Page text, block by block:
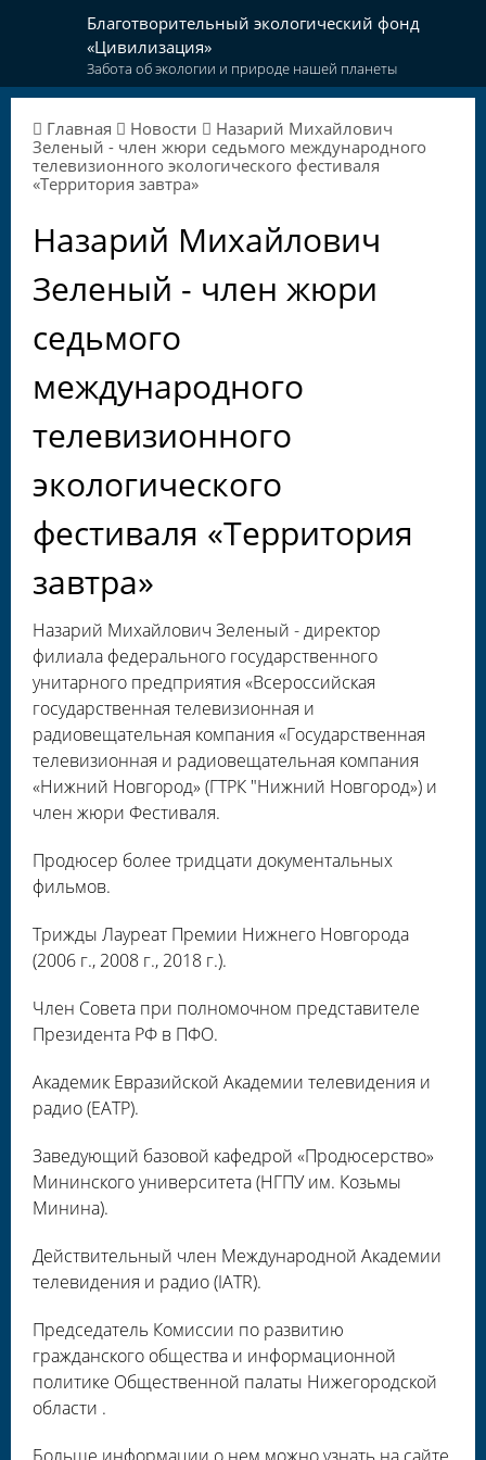
Благотворительный экологический фонд
«Цивилизация»
Забота об экологии и природе нашей планеты
Главная Новости
Назарий Михайлович
Зеленый - член жюри седьмого международного
телевизионного экологического фестиваля
«Территория завтра»
Назарий Михайлович
Зеленый - член жюри
седьмого
международного
телевизионного
экологического
фестиваля «Территория
завтра»
Назарий Михайлович Зеленый - директор
филиала федерального государственного
унитарного предприятия «Всероссийская
государственная телевизионная и
радиовещательная компания «Государственная
телевизионная и радиовещательная компания
«Нижний Новгород» (ГТРК "Нижний Новгород») и
член жюри Фестиваля.
Продюсер более тридцати документальных
фильмов.
Трижды Лауреат Премии Нижнего Новгорода
(2006 г., 2008 г., 2018 г.).
Член Совета при полномочном представителе
Президента РФ в ПФО.
Академик Евразийской Академии телевидения и
радио (ЕАТР).
Заведующий базовой кафедрой «Продюсерство»
Мининского университета (НГПУ им. Козьмы
Минина).
Действительный член Международной Академии
телевидения и радио (IATR).
Председатель Комиссии по развитию
гражданского общества и информационной
политике Общественной палаты Нижегородской
области .